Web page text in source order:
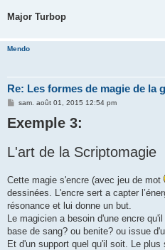
Major Turbop
Mendo
Re: Les formes de magie de la
M
s
s
e
sam. août 01, 2015 12:54 pm
Exemple 3:
L'art de la Scriptomagie
Cette magie s'encre (avec jeu de mot
dessinées. L'encre sert a capter
résonance et lui donne un but.
Le magicien a besoin d'une encre
base de sang? ou benite? ou issue
Et d'un support quel qu'il soit. Le